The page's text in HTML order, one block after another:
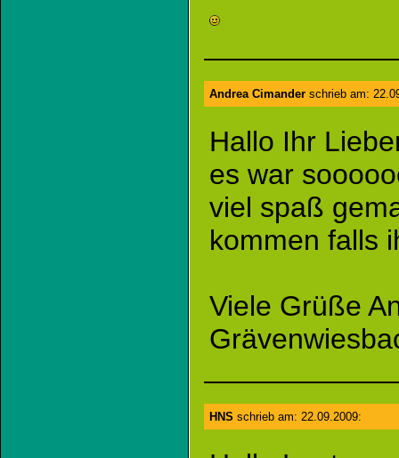
Andrea Cimander schrieb am:
Hallo Ihr
es war
viel spaß
kommen falls
Viele Grüße
HNS schrieb am: 22.09.2009: